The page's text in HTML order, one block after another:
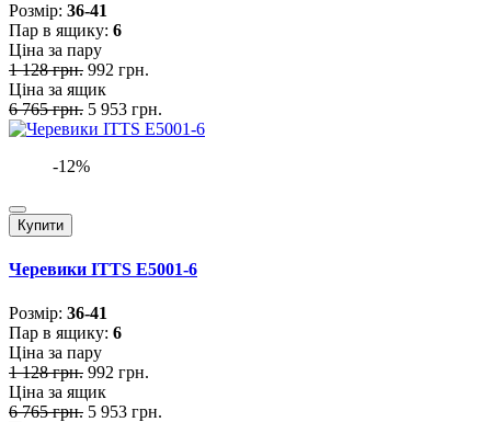
Розмiр: 36-41
Пар в ящику: 6
Ціна за пару
1 128 грн. 992 грн.
Ціна за ящик
6 765 грн. 5 953 грн.
-12%
Купити
Черевики ITTS E5001-6
Розмiр: 36-41
Пар в ящику: 6
Ціна за пару
1 128 грн. 992 грн.
Ціна за ящик
6 765 грн. 5 953 грн.